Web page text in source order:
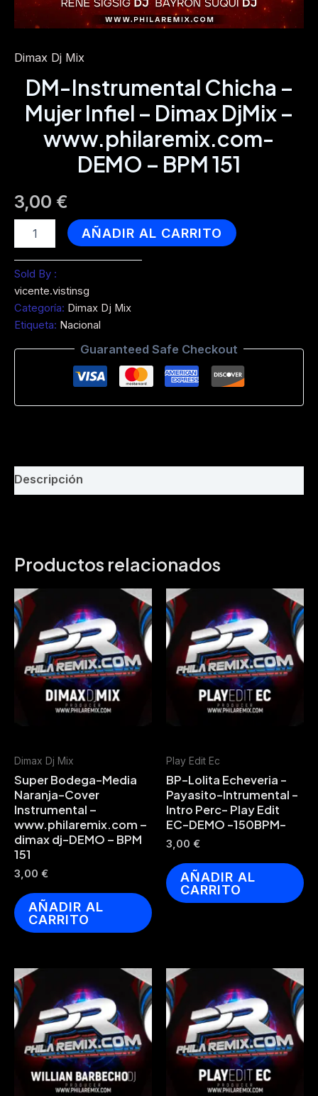
Dimax Dj Mix
DM-Instrumental Chicha –
Mujer Infiel – Dimax DjMix –
www.philaremix.com-
DEMO – BPM 151
3,00 €
Instrumental
-
Infiel
-
Dimax
-
www.philaremix.com-
BPM
AÑADIR AL CARRITO
Sold By :
vicente.vistinsg
Categoría: Dimax Dj Mix
Etiqueta: Nacional
Guaranteed Safe Checkout
Descripción
Productos relacionados
Dimax Dj Mix
Super Bodega-Media
Naranja-Cover
Instrumental –
www.philaremix.com –
dimax dj-DEMO – BPM
151
3,00 €
AÑADIR AL
CARRITO
Play Edit Ec
BP-Lolita Echeveria -
Payasito-Intrumental -
Intro Perc- Play Edit
EC-DEMO -150BPM-
3,00 €
AÑADIR AL
CARRITO